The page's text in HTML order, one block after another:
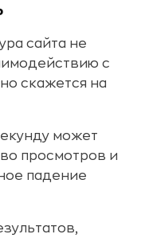
сайта не
с
скажется на
может
просмотров и
падение